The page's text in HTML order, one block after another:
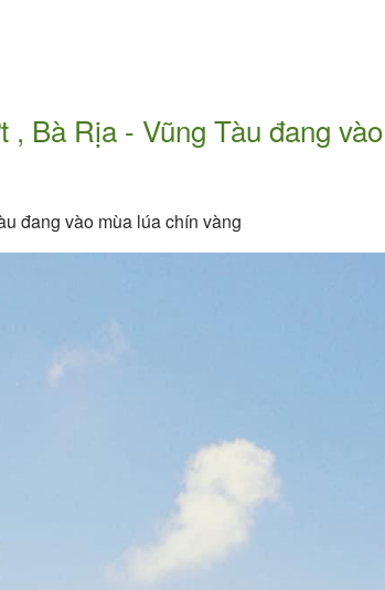
Bà Rịa - Vũng Tàu đang
đang vào mùa lúa chín vàng